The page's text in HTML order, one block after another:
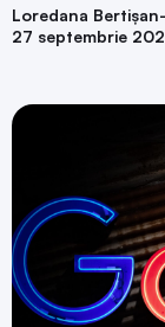
Loredana
27 septembrie